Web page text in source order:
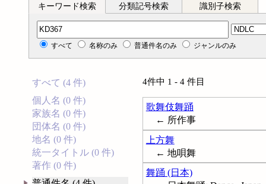
キーワード検索 分類記号検索 識別子検索
分類記号検索
すべて 名称のみ 普通件名のみ ジャンルのみ
すべて (4 件)
個人名 (0 件)
家族名 (0 件)
団体名 (0 件)
地名 (0 件)
統一タイトル (0 件)
著作 (0 件)
4件中 1 - 4 件目
歌舞伎舞踊
← 所作事
上方舞
← 地唄舞
舞踊 (日本)